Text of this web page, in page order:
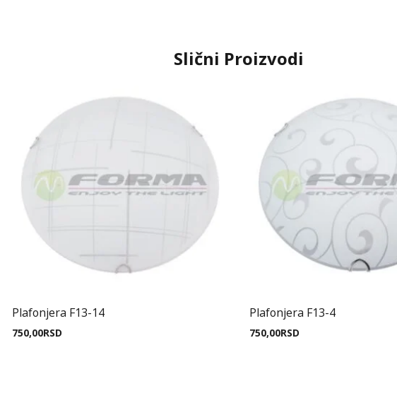
Slični Proizvodi
Plafonjera F13-14
750,00RSD
Plafonjera F13-4
750,00RSD